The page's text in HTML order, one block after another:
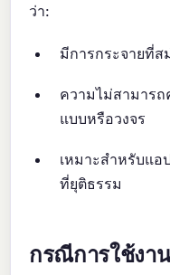
ว่า:
มีการกระจายที่ส
ความไม่สามารถ
แบบหรือวงจร
เหมาะสำหรับแอ
ที่ยุติธรรม
กรณีการใช้งา